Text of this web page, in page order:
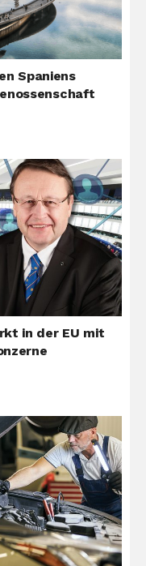
Spaniens
in der EU mit